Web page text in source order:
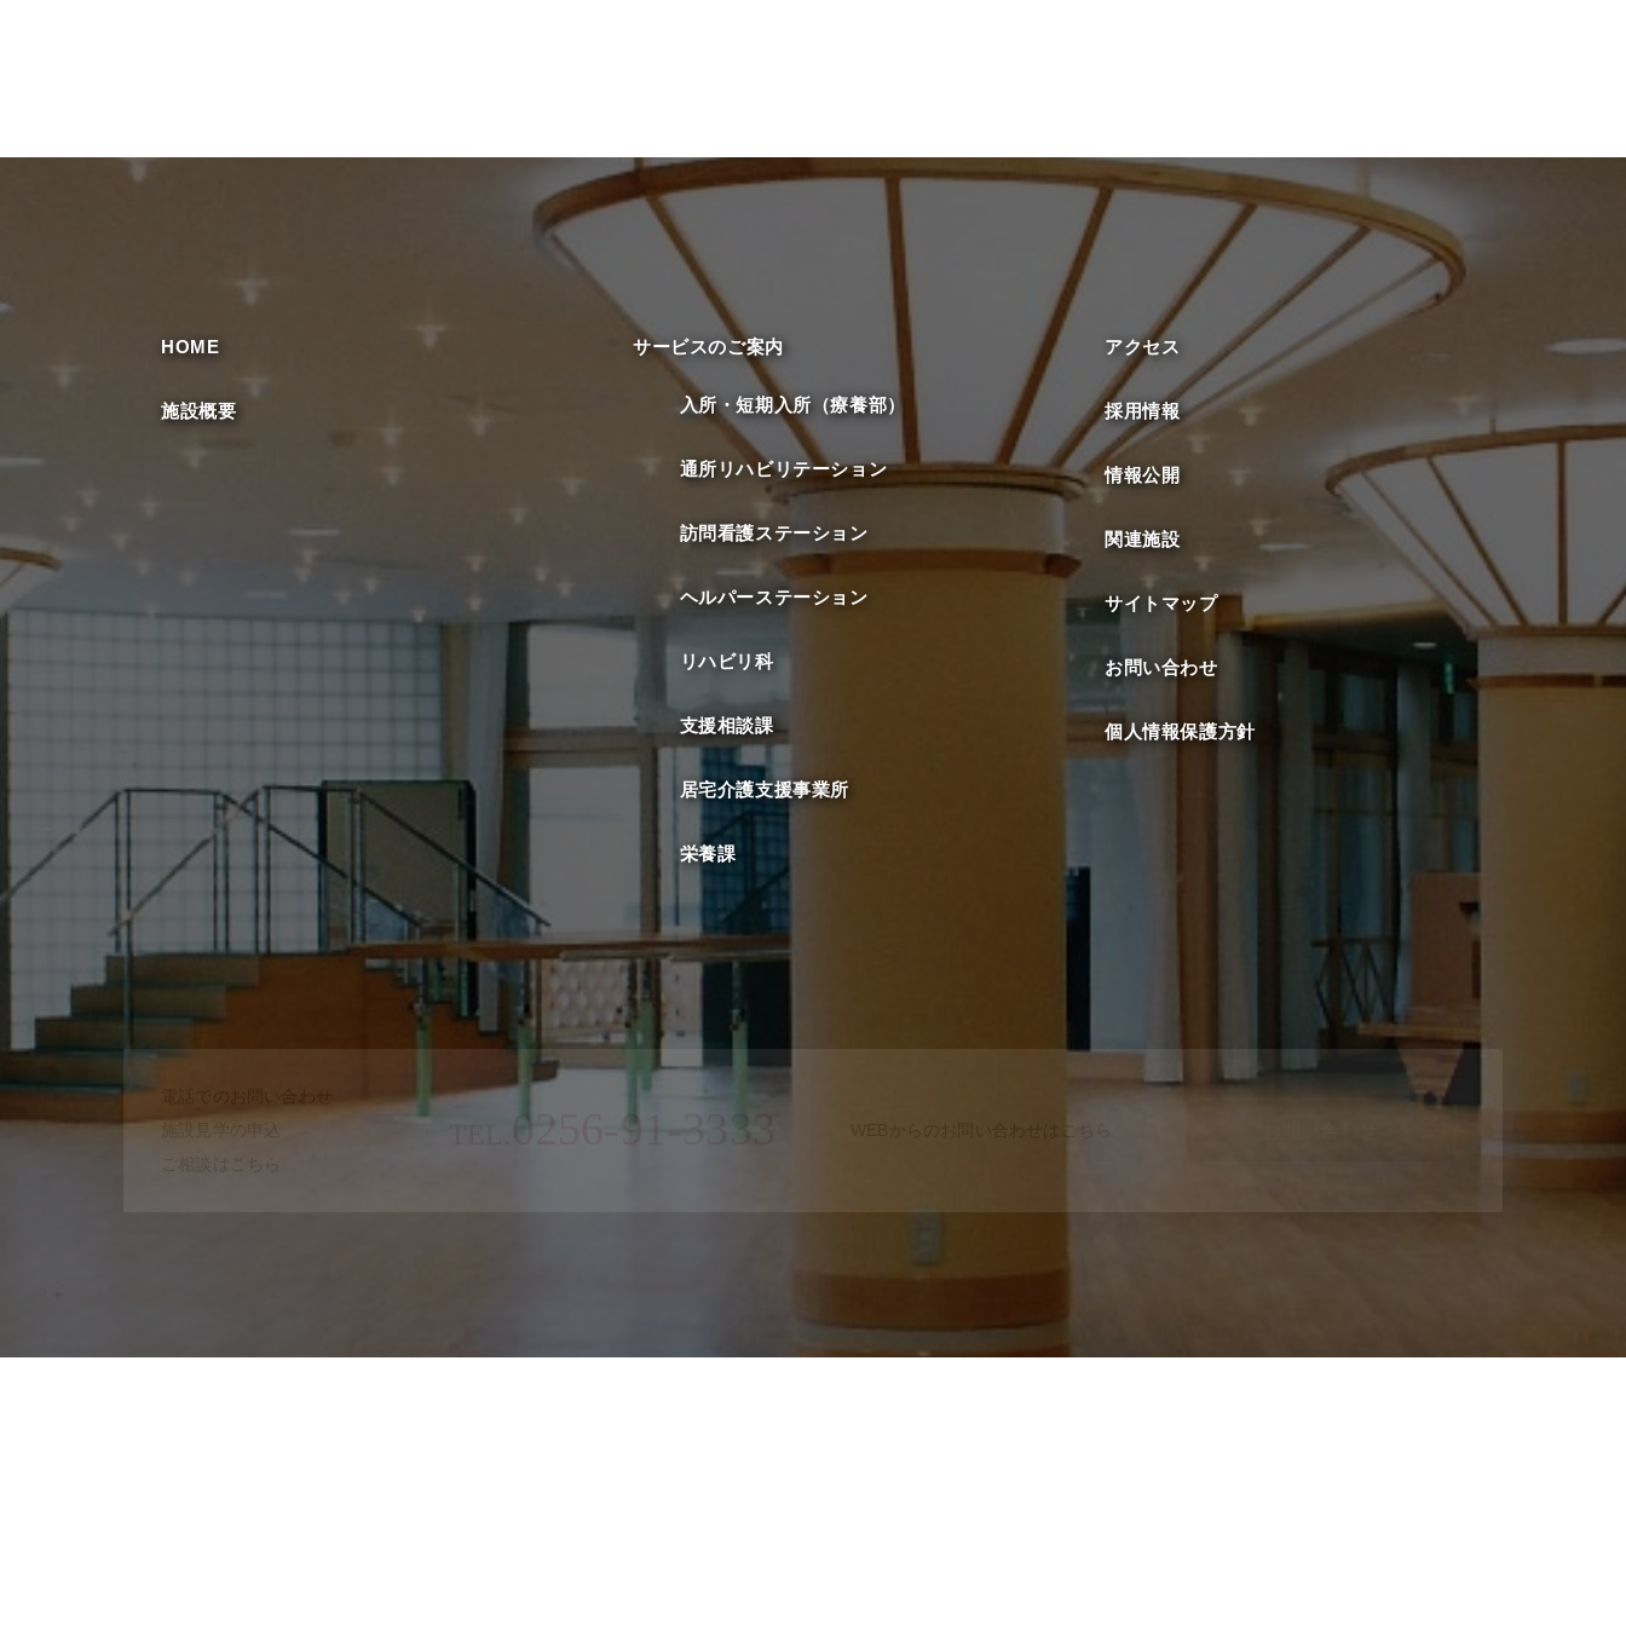
HOME
施設概要
サービスのご案内
入所・短期入所（療養部）
通所リハビリテーション
訪問看護ステーション
ヘルパーステーション
リハビリ科
支援相談課
居宅介護支援事業所
栄養課
アクセス
採用情報
情報公開
関連施設
サイトマップ
お問い合わせ
個人情報保護方針
施設見学の申込
0256-91-3333